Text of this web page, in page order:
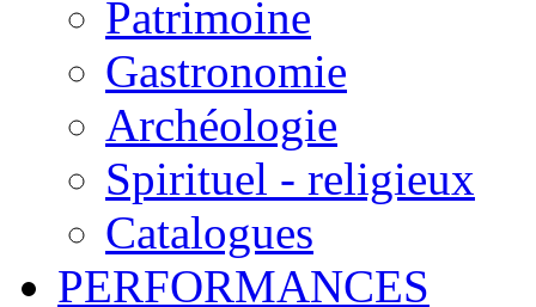
Patrimoine
Gastronomie
Archéologie
Spirituel - religieux
Catalogues
PERFORMANCES